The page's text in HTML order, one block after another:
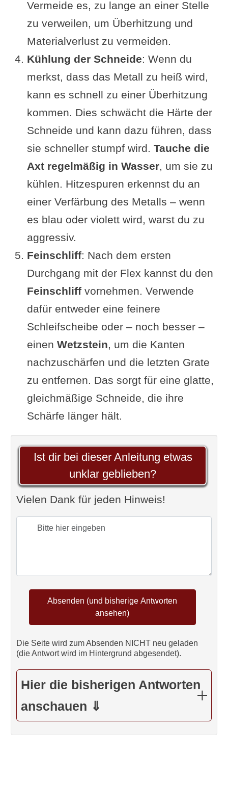
Vermeide es, zu lange an einer Stelle
zu verweilen, um Überhitzung und
Materialverlust zu vermeiden.
Kühlung der Schneide: Wenn du
merkst, dass das Metall zu heiß wird,
kann es schnell zu einer Überhitzung
kommen. Dies schwächt die Härte der
Schneide und kann dazu führen, dass
sie schneller stumpf wird. Tauche die
Axt regelmäßig in Wasser, um sie zu
kühlen. Hitzespuren erkennst du an
einer Verfärbung des Metalls – wenn
es blau oder violett wird, warst du zu
aggressiv.
Feinschliff: Nach dem ersten
Durchgang mit der Flex kannst du den
Feinschliffvornehmen. Verwende
dafür entweder eine feinere
Schleifscheibe oder – noch besser –
einen Wetzstein, um die Kanten
nachzuschärfen und die letzten Grate
zu entfernen. Das sorgt für eine glatte,
gleichmäßige Schneide, die ihre
Schärfe länger hält.
Ist dir bei dieser Anleitung etwas
unklar geblieben?
Vielen Dank für jeden Hinweis!
Die Seite wird zum Absenden NICHT neu geladen
(die Antwort wird im Hintergrund abgesendet).
Hier die bisherigen Antworten
anschauen ⇓